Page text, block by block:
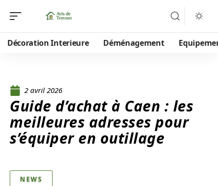
Décoration Interieure Déménagement
2 avril 2026
Guide d’achat à Caen : les
meilleures adresses pour
s’équiper en outillage
NEWS